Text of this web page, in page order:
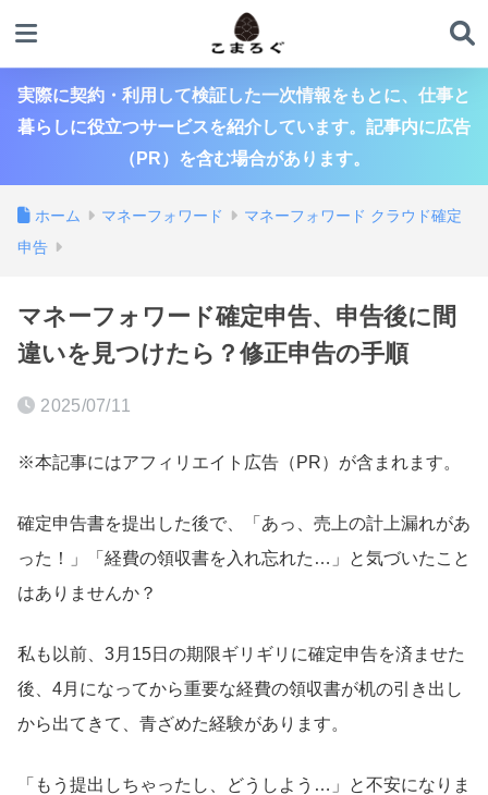
実際に契約・利用して検証した一次情報をもとに、仕事と
暮らしに役立つサービスを紹介しています。記事内に広告
（PR）を含む場合があります。
ホーム マネーフォワード
マネーフォワード クラウド確定
申告
マネーフォワード確定申告、申告後に間
違いを見つけたら？修正申告の手順
2025/07/11
※本記事にはアフィリエイト広告（PR）が含まれます。
確定申告書を提出した後で、「あっ、売上の計上漏れがあ
った！」「経費の領収書を入れ忘れた…」と気づいたこと
はありませんか？
私も以前、3月15日の期限ギリギリに確定申告を済ませた
後、4月になってから重要な経費の領収書が机の引き出し
から出てきて、青ざめた経験があります。
「もう提出しちゃったし、どうしよう…」と不安になりま